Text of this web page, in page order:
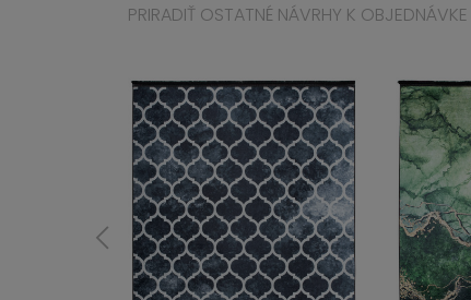
PRIRADIŤ OSTATNÉ NÁVRHY K OBJEDNÁVKE